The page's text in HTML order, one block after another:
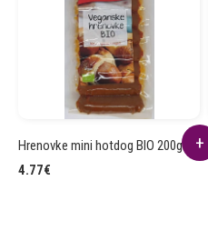
Hrenovke mini hotdog BIO 200g
4.77€